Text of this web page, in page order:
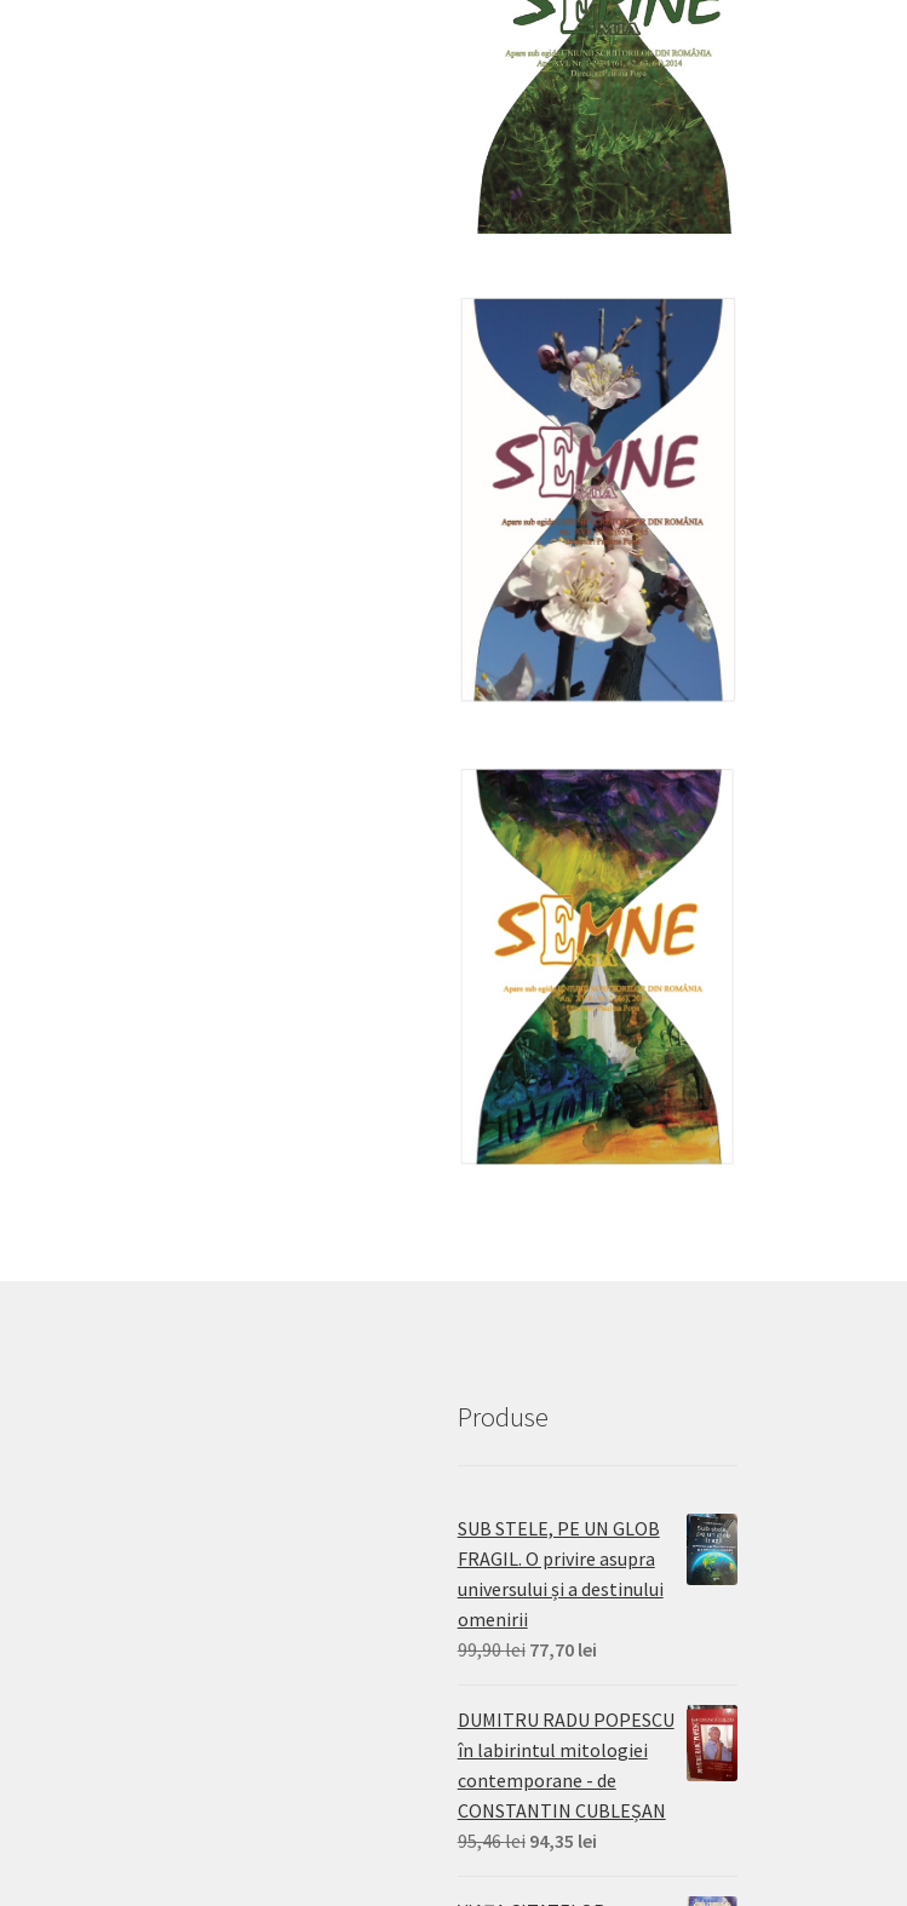
Produse
SUB STELE, PE UN GLOB
FRAGIL. O privire asupra
universului și a destinului
omenirii
99,90lei Prețul
a
fost:
77,70 leiPrețul
este:
77,70 lei.
DUMITRU RADU POPESCU
în labirintul mitologiei
contemporane - de
CONSTANTIN CUBLEȘAN
95,46lei Prețul
a
94,35 leiPrețul
este: